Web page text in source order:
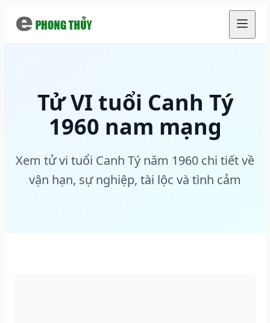
Tử VI tuổi Canh Tý
1960 nam mạng
Xem tử vi tuổi Canh Tý năm 1960 chi tiết về
vận hạn, sự nghiệp, tài lộc và tình cảm